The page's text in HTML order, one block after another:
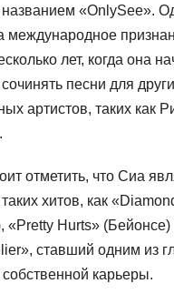
названием «OnlySee».
международное
лет, когда она
песни для
артистов, таких как
отметить, что Сиа
хитов, как
«Pretty Hurts» (Бейонсе)
ставший одним из
карьеры.